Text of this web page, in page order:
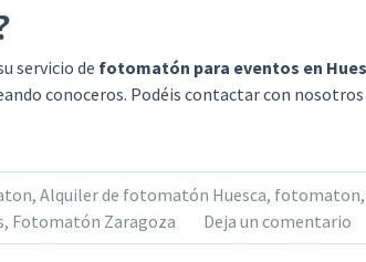
servicio de fotomatón para eventos en
conoceros. Podéis contactar con nosotros
, Alquiler de fotomatón Huesca, fotomaton,
, Fotomatón Zaragoza Deja un comentario